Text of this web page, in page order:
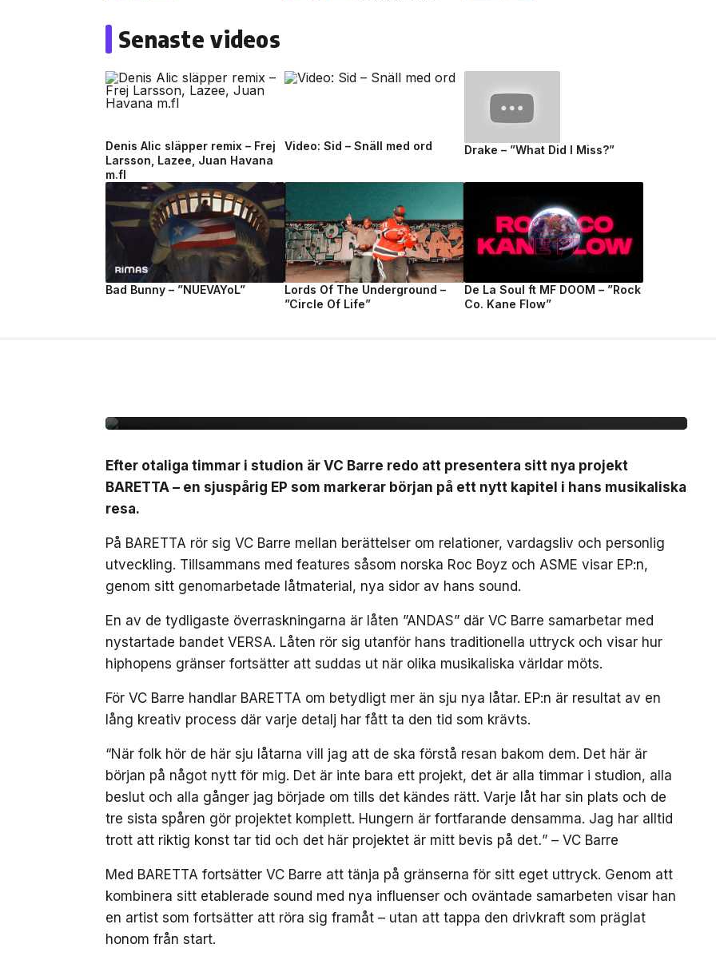
Senaste videos
Denis Alic släpper remix – Frej
Larsson, Lazee, Juan Havana
m.fl
Video: Sid – Snäll med ord Drake – ”What Did I Miss?”
Bad Bunny – ”NUEVAYoL”
Lords Of The Underground –
”Circle Of Life”
De La Soul ft MF DOOM – ”Rock
Co. Kane Flow”
Efter otaliga timmar i studion är VC Barre redo att presentera sitt nya projekt
BARETTA – en sjuspårig EP som markerar början på ett nytt kapitel i hans musikaliska
resa.
På BARETTA rör sig VC Barre mellan berättelser om relationer, vardagsliv och personlig
utveckling. Tillsammans med features såsom norska Roc Boyz och ASME visar EP:n,
genom sitt genomarbetade låtmaterial, nya sidor av hans sound.
En av de tydligaste överraskningarna är låten ”ANDAS” där VC Barre samarbetar med
nystartade bandet VERSA. Låten rör sig utanför hans traditionella uttryck och visar hur
hiphopens gränser fortsätter att suddas ut när olika musikaliska världar möts.
För VC Barre handlar BARETTA om betydligt mer än sju nya låtar. EP:n är resultat av en
lång kreativ process där varje detalj har fått ta den tid som krävts.
“När folk hör de här sju låtarna vill jag att de ska förstå resan bakom dem. Det här är
början på något nytt för mig. Det är inte bara ett projekt, det är alla timmar i studion, alla
beslut och alla gånger jag började om tills det kändes rätt. Varje låt har sin plats och de
tre sista spåren gör projektet komplett. Hungern är fortfarande densamma. Jag har alltid
trott att riktig konst tar tid och det här projektet är mitt bevis på det.” – VC Barre
Med BARETTA fortsätter VC Barre att tänja på gränserna för sitt eget uttryck. Genom att
kombinera sitt etablerade sound med nya influenser och oväntade samarbeten visar han
en artist som fortsätter att röra sig framåt – utan att tappa den drivkraft som präglat
honom från start.